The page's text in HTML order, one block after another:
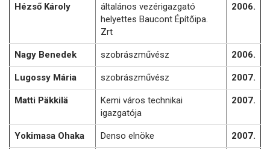
Hézső Károly
általános vezérigazgató
helyettes Baucont Építőipa.
Zrt
2006.
Nagy Benedek szobrászművész 2006.
Lugossy Mária szobrászművész 2007.
Matti Päkkilä
Kemi város technikai
igazgatója
2007.
Yokimasa Ohaka Denso elnöke 2007.